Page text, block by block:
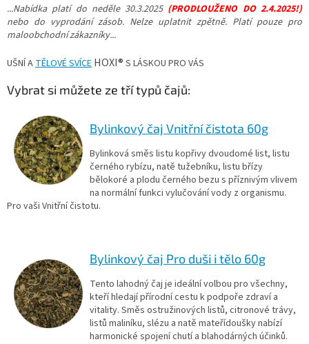
...Nabídka platí do neděle 30.3.2025 (PRODLOUŽENO DO 2.4.2025!)
nebo do vyprodání zásob. Nelze uplatnit zpětně. Platí pouze pro
maloobchodní zákazníky...
UŠNÍ A TĚLOVÉ SVÍCE HOXI® S LÁSKOU PRO VÁS
Vybrat si můžete ze tří typů čajů:
Bylinkový čaj Vnitřní čistota 60g
Bylinková směs listu kopřivy dvoudomé list, listu
černého rybízu, natě tužebníku, listu břízy
bělokoré a plodu černého bezu s příznivým vlivem
na normální funkci vylučování vody z organismu.
Pro vaši Vnitřní čistotu.
Bylinkový čaj Pro duši i tělo 60g
Tento lahodný čaj je ideální volbou pro všechny,
kteří hledají přírodní cestu k podpoře zdraví a
vitality. Směs ostružinových listů, citronové trávy,
listů maliníku, slézu a natě mateřídoušky nabízí
harmonické spojení chutí a blahodárných účinků.